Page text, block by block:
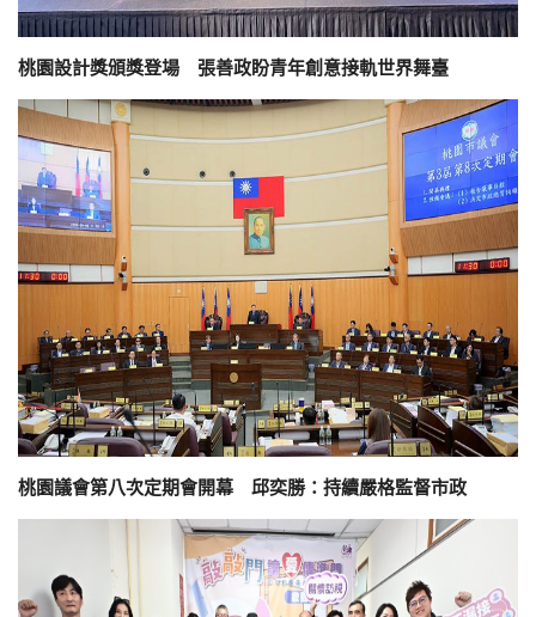
桃園設計獎頒獎登場 張善政盼青年創意接軌世界舞臺
桃園議會第八次定期會開幕 邱奕勝：持續嚴格監督市政